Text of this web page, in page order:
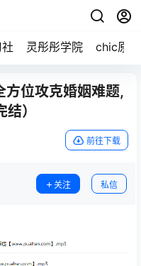
灵彤彤学院 chic原醉
方位攻克婚姻难题,
）
前往下载
关注 私信